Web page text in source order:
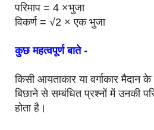
परिमाप = 4 ×भुजा
विकर्ण = √2 × एक भुजा
कुछ महत्वपूर्ण बाते -
किसी आयताकार या वर्गाकार मैदान
बिछाने से सम्बंधित प्रश्नों में उनकी
होता है।